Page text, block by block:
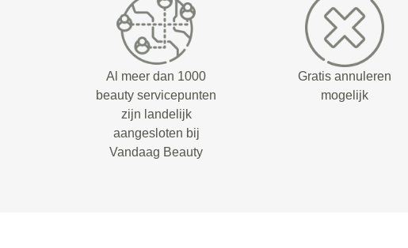
Al meer dan 1000
beauty servicepunten
zijn landelijk
aangesloten bij
Vandaag Beauty
Gratis annuleren
mogelijk